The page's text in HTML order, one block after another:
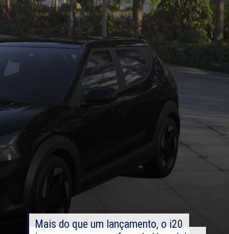
Mais do que um lançamento, o i20
Mais do que um lançamento, o i20